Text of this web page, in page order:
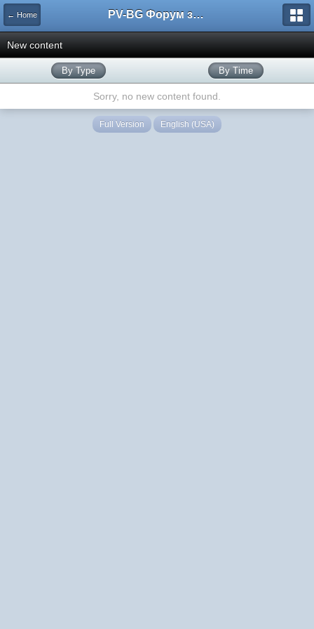
← Home PV-BG Форум за електронни цигари
New content
By Type By Time
Sorry, no new content found.
Full Version English (USA)